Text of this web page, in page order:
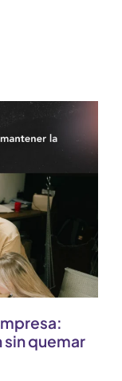
quemar